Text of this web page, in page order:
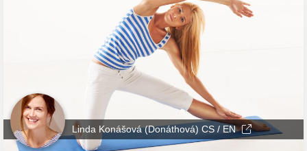
Linda Konášová (Donáthová) CS / EN